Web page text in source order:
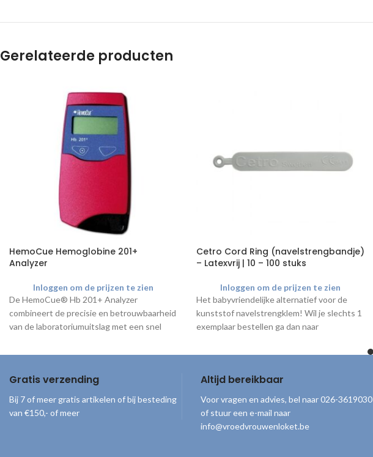
Gerelateerde producten
HemoCue Hemoglobine 201+
Analyzer
Inloggen om de prijzen te zien
De HemoCue® Hb 201+ Analyzer
combineert de precisie en betrouwbaarheid
van de laboratoriumuitslag met een snel
gebruik door de handzame afmetingen.
Hemocue microcuvetten
Cetro Cord Ring (navelstrengbandje)
– Latexvrij | 10 – 100 stuks
Inloggen om de prijzen te zien
Het babyvriendelijke alternatief voor de
kunststof navelstrengklem! Wil je slechts 1
exemplaar bestellen ga dan naar
Gratis verzending
Bij 7 of meer gratis artikelen of bij besteding
van €150,- of meer
Altijd bereikbaar
Voor vragen en advies, bel naar 026-3619030
of stuur een e-mail naar
info@vroedvrouwenloket.be